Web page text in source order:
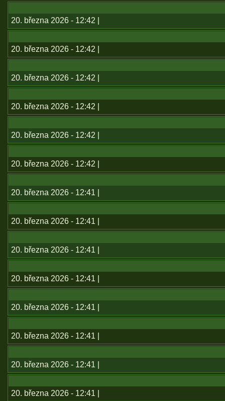
20. března 2026 - 12:42 |
20. března 2026 - 12:42 |
20. března 2026 - 12:42 |
20. března 2026 - 12:42 |
20. března 2026 - 12:42 |
20. března 2026 - 12:42 |
20. března 2026 - 12:41 |
20. března 2026 - 12:41 |
20. března 2026 - 12:41 |
20. března 2026 - 12:41 |
20. března 2026 - 12:41 |
20. března 2026 - 12:41 |
20. března 2026 - 12:41 |
20. března 2026 - 12:41 |